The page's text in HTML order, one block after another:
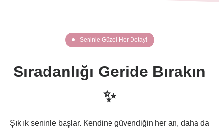
Seninle Güzel Her Detay!
Sıradanlığı Geride Bırakın
✨
Şıklık seninle başlar. Kendine güvendiğin her an, daha da